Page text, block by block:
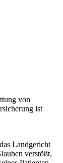
von
ist
Landgericht
verstößt,